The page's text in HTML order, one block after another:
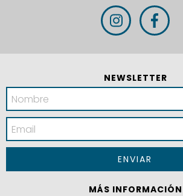
NEWSLETTER
MÁS INFORMACIÓN